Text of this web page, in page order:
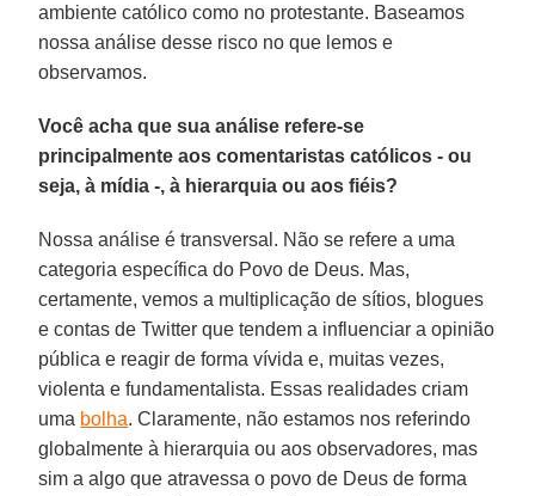
ambiente católico como no protestante. Baseamos
nossa análise desse risco no que lemos e
observamos.
Você acha que sua análise refere-se
principalmente aos comentaristas católicos - ou
seja, à mídia -, à hierarquia ou aos fiéis?
Nossa análise é transversal. Não se refere a uma
categoria específica do Povo de Deus. Mas,
certamente, vemos a multiplicação de sítios, blogues
e contas de Twitter que tendem a influenciar a opinião
pública e reagir de forma vívida e, muitas vezes,
violenta e fundamentalista. Essas realidades criam
uma bolha. Claramente, não estamos nos referindo
globalmente à hierarquia ou aos observadores, mas
sim a algo que atravessa o povo de Deus de forma